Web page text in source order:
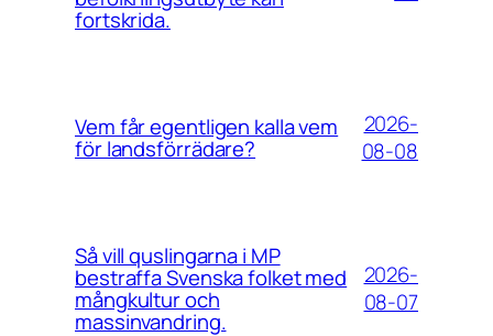
fortskrida.
Vem får egentligen kalla vem
för landsförrädare?
2026-
08-08
Så vill quslingarna i MP
bestraffa Svenska folket med
mångkultur och
massinvandring.
2026-
08-07